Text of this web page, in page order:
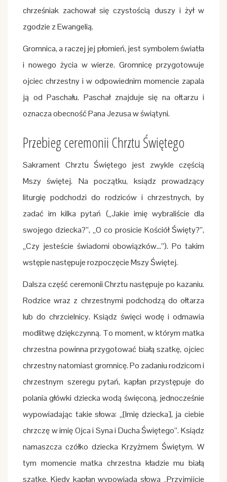
chrześniak zachował się czystością duszy i żył w
zgodzie z Ewangelią.
Gromnica, a raczej jej płomień, jest symbolem światła
i nowego życia w wierze. Gromnicę przygotowuje
ojciec chrzestny i w odpowiednim momencie zapala
ją od Paschału. Paschał znajduje się na ołtarzu i
oznacza obecność Pana Jezusa w świątyni.
Przebieg ceremonii Chrztu Świętego
Sakrament Chrztu Świętego jest zwykle częścią
Mszy świętej. Na początku, ksiądz prowadzący
liturgię podchodzi do rodziców i chrzestnych, by
zadać im kilka pytań („Jakie imię wybraliście dla
swojego dziecka?”, „O co prosicie Kościół Święty?”,
„Czy jesteście świadomi obowiązków…”). Po takim
wstępie następuje rozpoczęcie Mszy Świętej.
Dalsza część ceremonii Chrztu następuje po kazaniu.
Rodzice wraz z chrzestnymi podchodzą do ołtarza
lub do chrzcielnicy. Ksiądz święci wodę i odmawia
modlitwę dziękczynną. To moment, w którym matka
chrzestna powinna przygotować białą szatkę, ojciec
chrzestny natomiast gromnicę. Po zadaniu rodzicom i
chrzestnym szeregu pytań, kapłan przystępuje do
polania główki dziecka wodą święconą, jednocześnie
wypowiadając takie słowa: „[Imię dziecka], ja ciebie
chrzczę w imię Ojca i Syna i Ducha Świętego”. Ksiądz
namaszcza czółko dziecka Krzyżmem Świętym. W
tym momencie matka chrzestna kładzie mu białą
szatkę. Kiedy kapłan wypowiada słowa „Przyjmijcie